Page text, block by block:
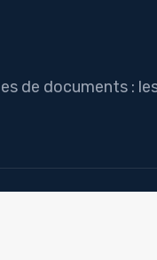
de documents :